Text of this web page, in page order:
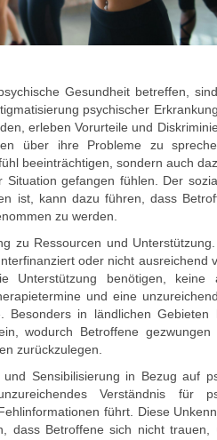
Gesundheit betreffen,
psychischer
erleben Vorurteile und
über ihre Probleme zu
beeinträchtigen, sondern auch
gefangen fühlen. Der
ist, kann dazu führen, dass
zu werden.
zu Ressourcen und
oder nicht ausreichend
benötigen, keine
und eine
Besonders in ländlichen Gebieten
wodurch Betroffene
zurückzulegen.
Sensibilisierung in Bezug auf
Verständnis für
führt. Diese
dass Betroffene sich nicht trauen,